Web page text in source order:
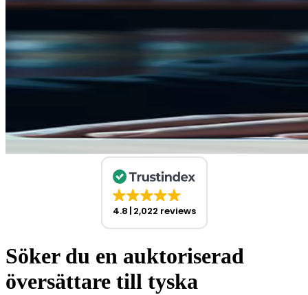
4.8 2,022 reviews
Söker du en auktoriserad
översättare till tyska